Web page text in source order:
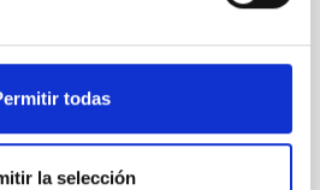
todas
la selección
drive the intra-cluster
from VEGAS
light (ICL) as well as the